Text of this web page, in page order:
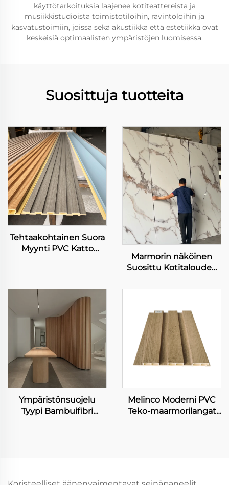
käyttötarkoituksia laajenee kotiteattereista ja
musiikkistudioista toimistotiloihin, ravintoloihin ja
kasvatustoimiin, joissa sekä akustiikka että estetiikka ovat
keskeisiä optimaalisten ympäristöjen luomisessa.
Suosittuja tuotteita
Tehtaakohtainen Suora
Myynti PVC Katto
WPC Ruudukko Tausta
Taideteos Louveri
Kaunokoriste
Marmorin näköinen
Suosittu Kotitalouden
Korkean Kirkkaan
Tekstuurinen PET-
Elokuva WPC-
Seinapaneelit Kiinteät
Paneelit
Ympäristönsuojelu
Tyypi Bambuifibri
Melinco Moderni PVC
Teko-maarmorilangat